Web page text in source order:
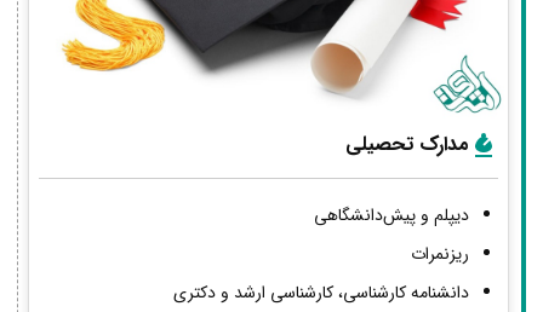
مدارک تحصیلی
دیپلم و پیش‌دانشگاهی
ریزنمرات
دانشنامه کارشناسی، کارشناسی ارشد و دکتری